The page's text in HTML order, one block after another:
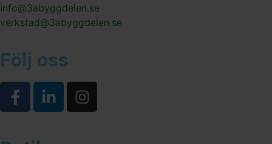
info@3abyggdelen.se
verkstad@3abyggdelen.se
Följ oss